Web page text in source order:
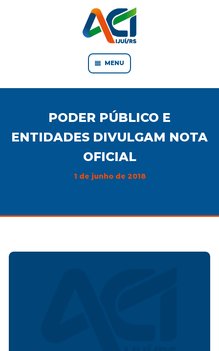
MENU
PODER PÚBLICO E
ENTIDADES DIVULGAM NOTA
OFICIAL
1 de junho de 2018